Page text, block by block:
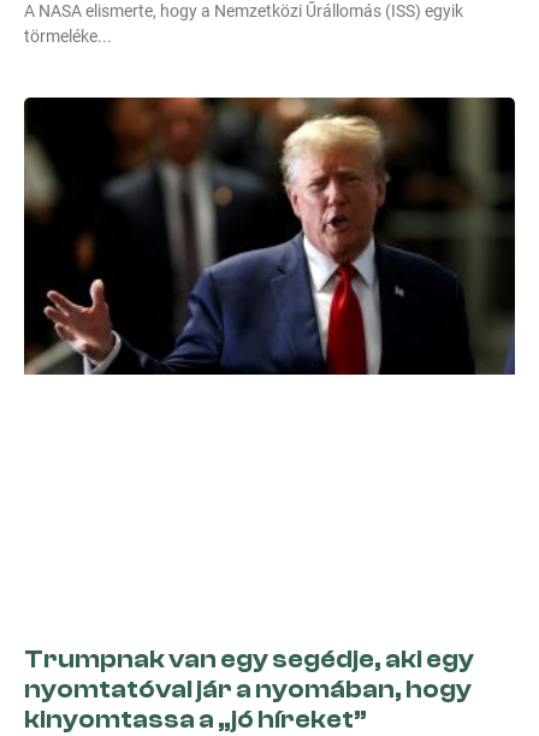
A NASA elismerte, hogy a Nemzetközi Űrállomás (ISS) egyik
törmeléke
Trumpnak van egy segédje, aki egy
nyomtatóval jár a nyomában, hogy
kinyomtassa a „jó híreket”